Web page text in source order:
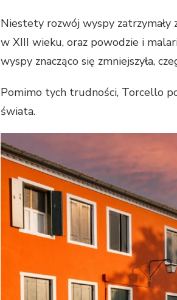
Niestety rozwój wyspy zatrzymały
w XIII wieku, oraz powodzie i
wyspy znacząco się zmniejszyła,
Pomimo tych trudności, Torcello
świata.